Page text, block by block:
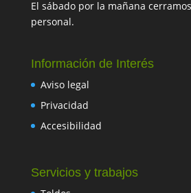
El sábado por la mañana
personal.
Información de Interés
Aviso legal
Privacidad
Accesibilidad
Servicios y trabajos